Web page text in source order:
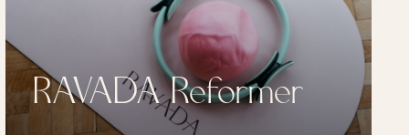
RAVADA Fitness –
butikové fitness pro ženy